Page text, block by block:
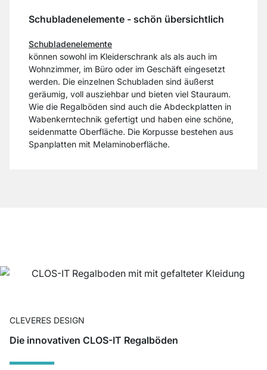
Schubladenelemente - schön übersichtlich
Schubladenelemente
können sowohl im Kleiderschrank als als auch im
Wohnzimmer, im Büro oder im Geschäft eingesetzt
werden. Die einzelnen Schubladen sind äußerst
geräumig, voll ausziehbar und bieten viel Stauraum.
Wie die Regalböden sind auch die Abdeckplatten in
Wabenkerntechnik gefertigt und haben eine schöne,
seidenmatte Oberfläche. Die Korpusse bestehen aus
Spanplatten mit Melaminoberfläche.
CLEVERES DESIGN
Die innovativen CLOS-IT Regalböden